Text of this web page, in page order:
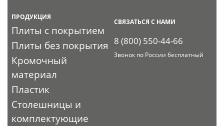
ПРОДУКЦИЯ
Плиты с покрытием
Плиты без покрытия
Кромочный
материал
Пластик
Столешницы и
комплектующие
СВЯЗАТЬСЯ С НАМИ
8 (800) 550-44-66
Звонок по России бесплатный